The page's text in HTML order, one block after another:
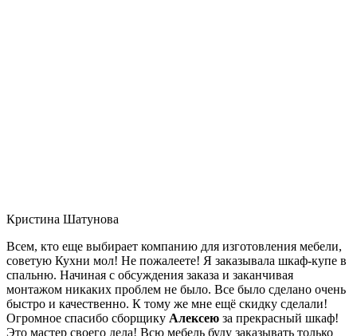
Кристина Шатунова
Всем, кто еще выбирает компанию для изготовления мебели,
советую Кухни мол! Не пожалеете! Я заказывала шкаф-купе в
спальню. Начиная с обсуждения заказа и заканчивая
монтажом никаких проблем не было. Все было сделано очень
быстро и качественно. К тому же мне ещё скидку сделали!
Огромное спасибо сборщику Алексею за прекрасный шкаф!
Это мастер своего дела! Всю мебель буду заказывать только